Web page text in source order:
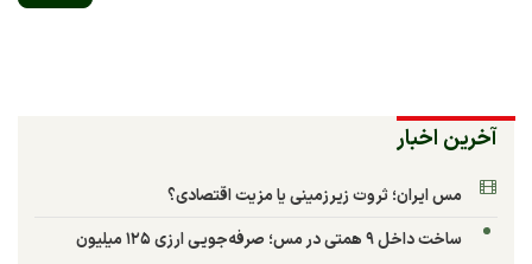
آخرین اخبار
مس ایران؛ ثروت زیرزمینی یا مزیت اقتصادی؟
ساخت داخل ۹ همتی در مس؛ صرفه‌جویی ارزی ۱۲۵ میلیون